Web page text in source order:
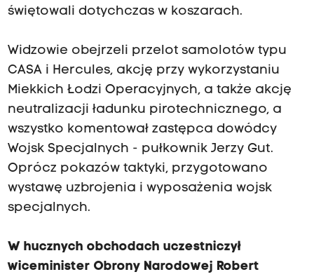
świętowali dotychczas w koszarach.
Widzowie obejrzeli przelot samolotów typu
CASA i Hercules, akcję przy wykorzystaniu
Miekkich Łodzi Operacyjnych, a także akcję
neutralizacji ładunku pirotechnicznego, a
wszystko komentował zastępca dowódcy
Wojsk Specjalnych - pułkownik Jerzy Gut.
Oprócz pokazów taktyki, przygotowano
wystawę uzbrojenia i wyposażenia wojsk
specjalnych.
W hucznych obchodach uczestniczył
wiceminister Obrony Narodowej Robert